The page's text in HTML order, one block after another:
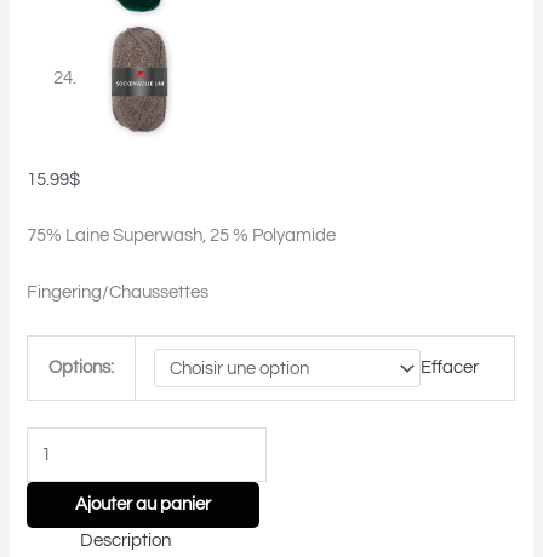
15.99$
75% Laine Superwash, 25 % Polyamide
Fingering/Chaussettes
Options: Effacer
Ajouter au panier
Description